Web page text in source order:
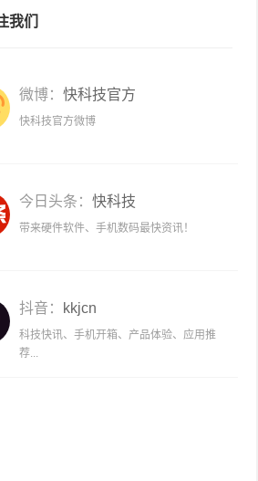
我们
微博： 快科技官方
快科技官方微博
今日头条： 快科技
带来硬件软件、手机数码最快资讯！
抖音： kkjcn
科技快讯、手机开箱、产品体验、应用推
荐...